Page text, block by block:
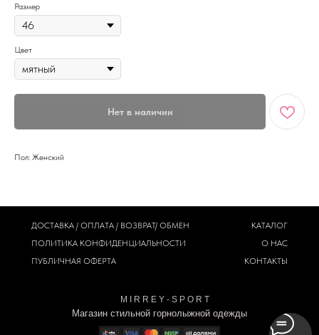
Размер
Цвет
Нет в наличии
Пол: Женский
M I R R E Y - S P O R T
Магазин стильной горнолыжной одежды
ДОСТАВКА / ОПЛАТА / ВОЗВРАТ/ ОБМЕН
ПОЛИТИКА КОНФИДЕНЦИАЛЬНОСТИ
ПУБЛИЧНАЯ ОФЕРТА
КАТАЛОГ
О НАС
КОНТАКТЫ